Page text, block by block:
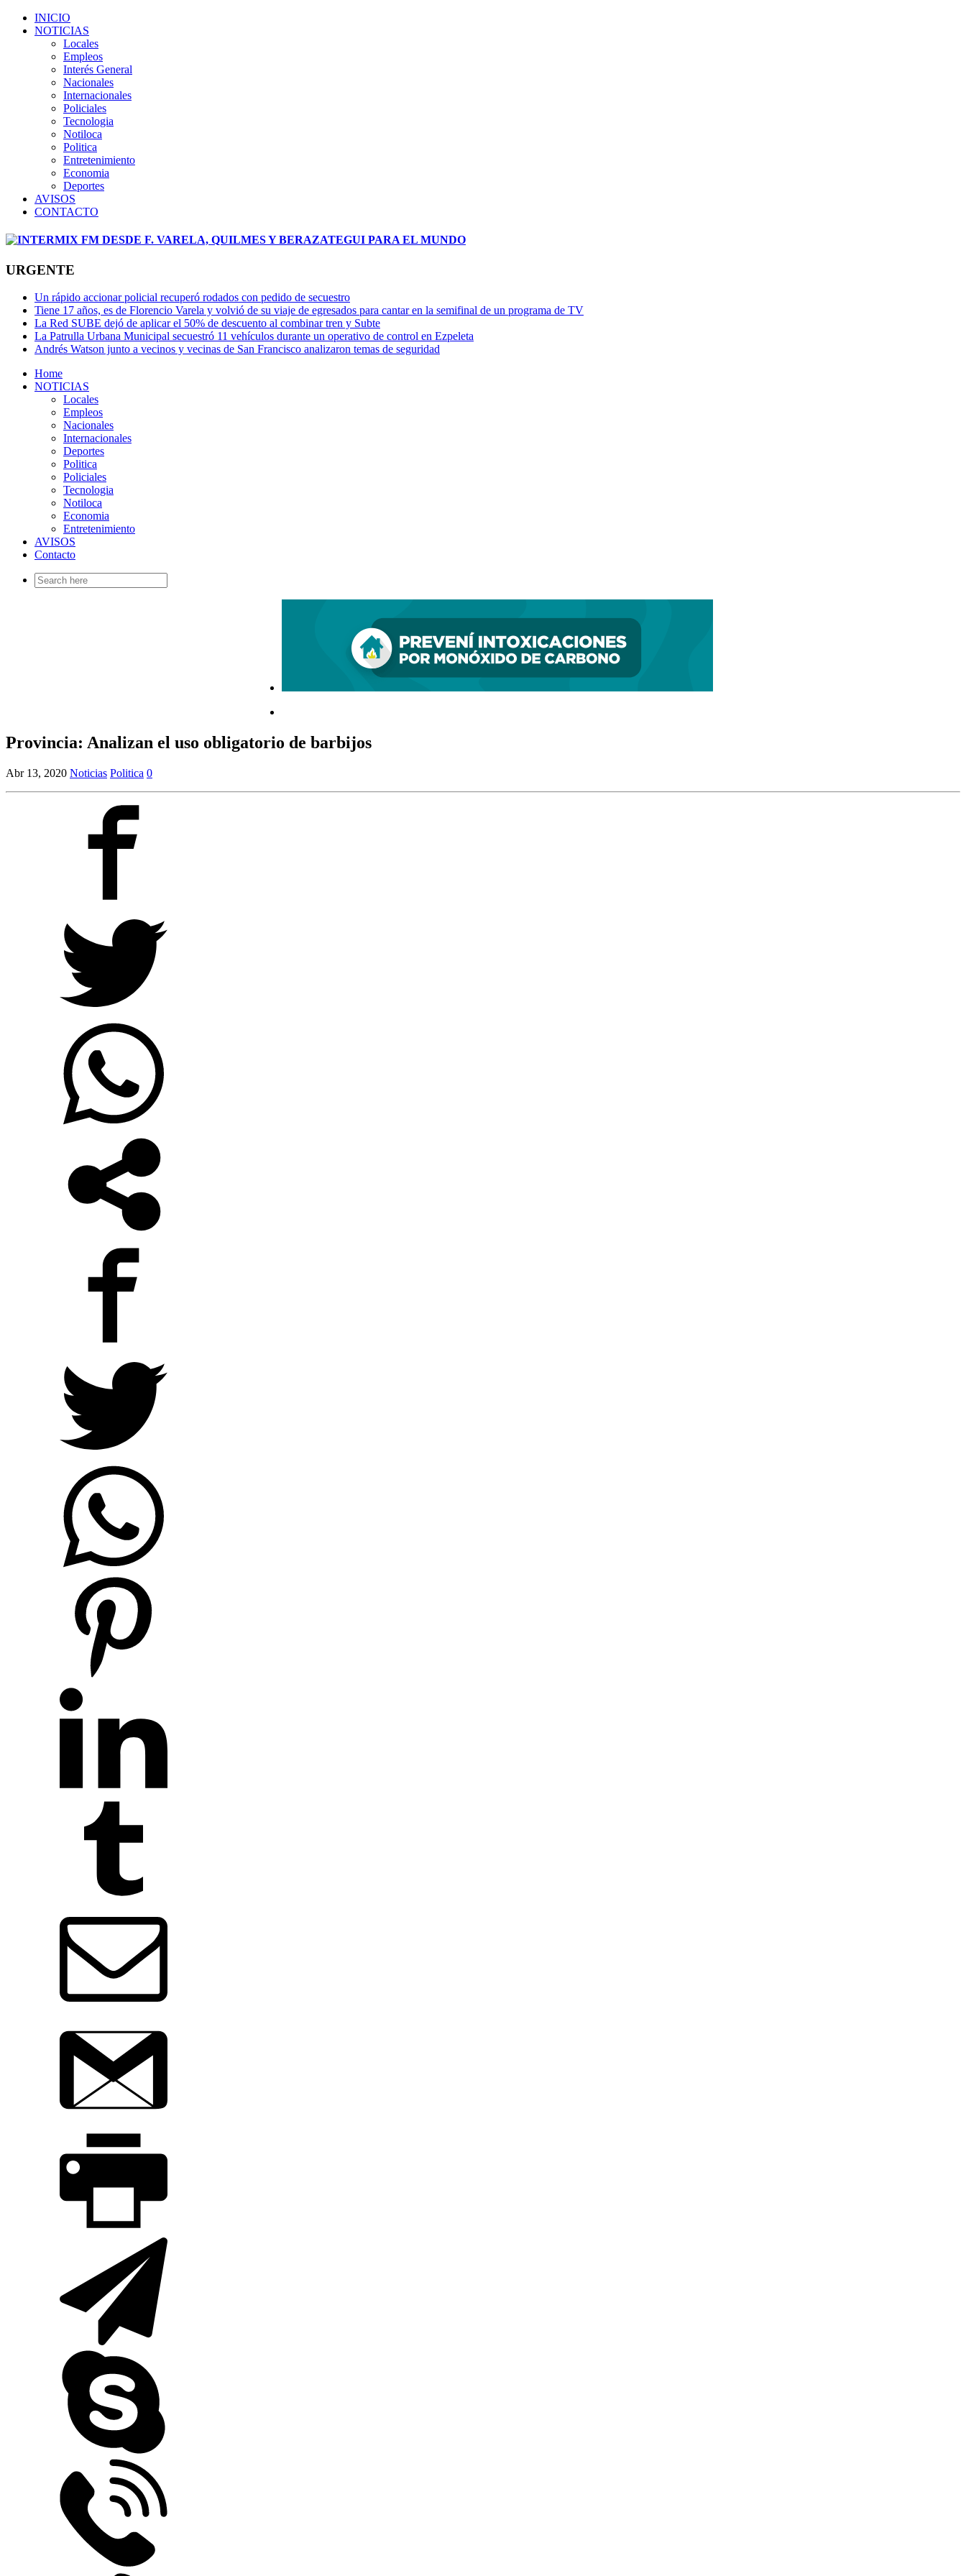
INICIO
NOTICIAS
Locales
Empleos
Interés General
Nacionales
Internacionales
Policiales
Tecnologia
Notiloca
Politica
Entretenimiento
Economia
Deportes
AVISOS
CONTACTO
URGENTE
Un rápido accionar policial recuperó rodados con pedido de secuestro
Tiene 17 años, es de Florencio Varela y volvió de su viaje de egresados para cantar en la semifinal de un programa de TV
La Red SUBE dejó de aplicar el 50% de descuento al combinar tren y Subte
La Patrulla Urbana Municipal secuestró 11 vehículos durante un operativo de control en Ezpeleta
Andrés Watson junto a vecinos y vecinas de San Francisco analizaron temas de seguridad
Home
NOTICIAS
Locales
Empleos
Nacionales
Internacionales
Deportes
Politica
Policiales
Tecnologia
Notiloca
Economia
Entretenimiento
AVISOS
Contacto
Search
for:
Provincia: Analizan el uso obligatorio de barbijos
Abr 13, 2020 Noticias Politica 0